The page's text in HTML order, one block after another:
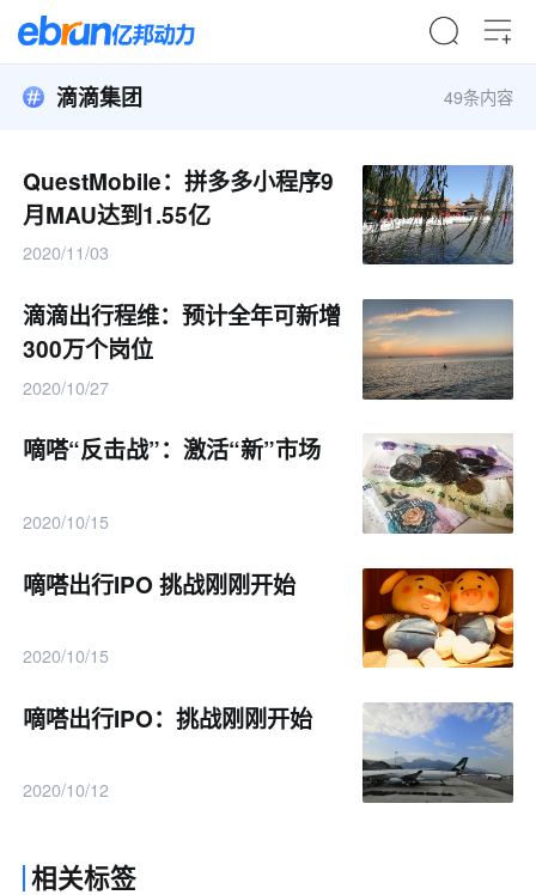
滴滴集团 49条内容
QuestMobile：拼多多小程序9
月MAU达到1.55亿
2020/11/03
滴滴出行程维：预计全年可新增
300万个岗位
2020/10/27
嘀嗒“反击战”：激活“新”市场
2020/10/15
嘀嗒出行IPO 挑战刚刚开始
2020/10/15
嘀嗒出行IPO：挑战刚刚开始
2020/10/12
相关标签